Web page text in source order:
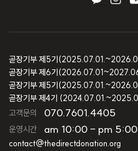
고객문의 070.7601.4405
운영시간 am 10:00 - pm 5:00
contact@thedirectdonation.org